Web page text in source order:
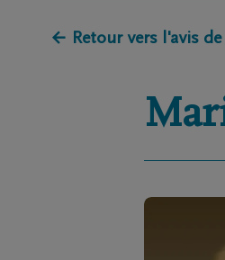
← Retour vers l'avis de